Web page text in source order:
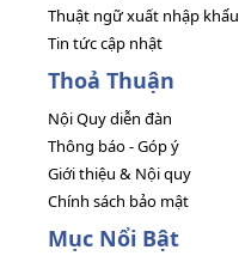
Thuật ngữ xuất nhập khẩu
Tin tức cập nhật
Thoả Thuận
Nội Quy diễn đàn
Thông báo - Góp ý
Giới thiệu & Nội quy
Chính sách bảo mật
Mục Nổi Bật